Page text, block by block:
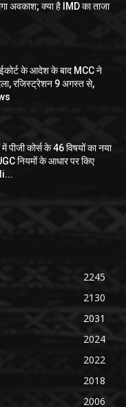
अवकाश; क्या है IMD का ताजा
के आदेश के बाद MCC ने
रजिस्ट्रेशन 9 अगस्त से,
में पीजी कोर्स के 46 विषयों का नया
नियमों के आधार पर किए
2245
2130
2031
2024
2022
2018
2006